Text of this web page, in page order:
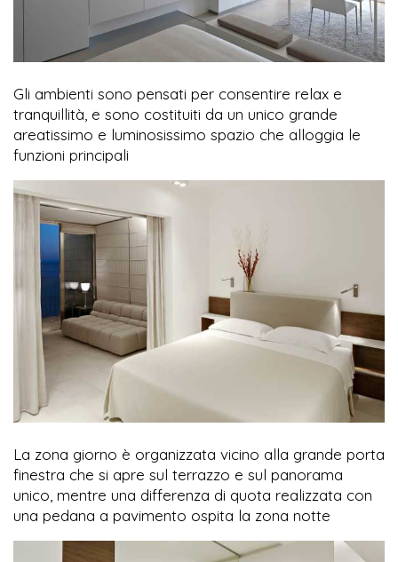
Gli ambienti sono pensati per consentire relax e
tranquillità, e sono costituiti da un unico grande
areatissimo e luminosissimo spazio che alloggia le
funzioni principali
La zona giorno è organizzata vicino alla grande porta
finestra che si apre sul terrazzo e sul panorama
unico, mentre una differenza di quota realizzata con
una pedana a pavimento ospita la zona notte